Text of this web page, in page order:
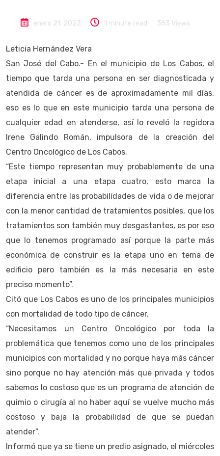
enero 21, 2023 1 minute read 363 Views
Leticia Hernández Vera
San José del Cabo.- En el municipio de Los Cabos, el
tiempo que tarda una persona en ser diagnosticada y
atendida de cáncer es de aproximadamente mil días,
eso es lo que en este municipio tarda una persona de
cualquier edad en atenderse, así lo reveló la regidora
Irene Galindo Román, impulsora de la creación del
Centro Oncológico de Los Cabos.
“Este tiempo representan muy probablemente de una
etapa inicial a una etapa cuatro, esto marca la
diferencia entre las probabilidades de vida o de mejorar
con la menor cantidad de tratamientos posibles, que los
tratamientos son también muy desgastantes, es por eso
que lo tenemos programado así porque la parte más
económica de construir es la etapa uno en tema de
edificio pero también es la más necesaria en este
preciso momento”.
Citó que Los Cabos es uno de los principales municipios
con mortalidad de todo tipo de cáncer.
“Necesitamos un Centro Oncológico por toda la
problemática que tenemos como uno de los principales
municipios con mortalidad y no porque haya más cáncer
sino porque no hay atención más que privada y todos
sabemos lo costoso que es un programa de atención de
quimio o cirugía al no haber aquí se vuelve mucho más
costoso y baja la probabilidad de que se puedan
atender”.
Informó que ya se tiene un predio asignado, el miércoles